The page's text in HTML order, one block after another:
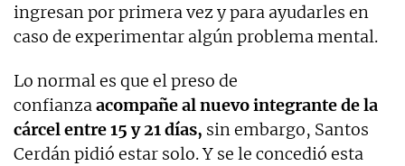
ingresan por primera vez y para ayudarles en
caso de experimentar algún problema mental.
Lo normal es que el preso de
confianzaacompañe al nuevo integrante de la
cárcel entre 15 y 21 días, sin embargo, Santos
Cerdán pidió estar solo. Y se le concedió esta